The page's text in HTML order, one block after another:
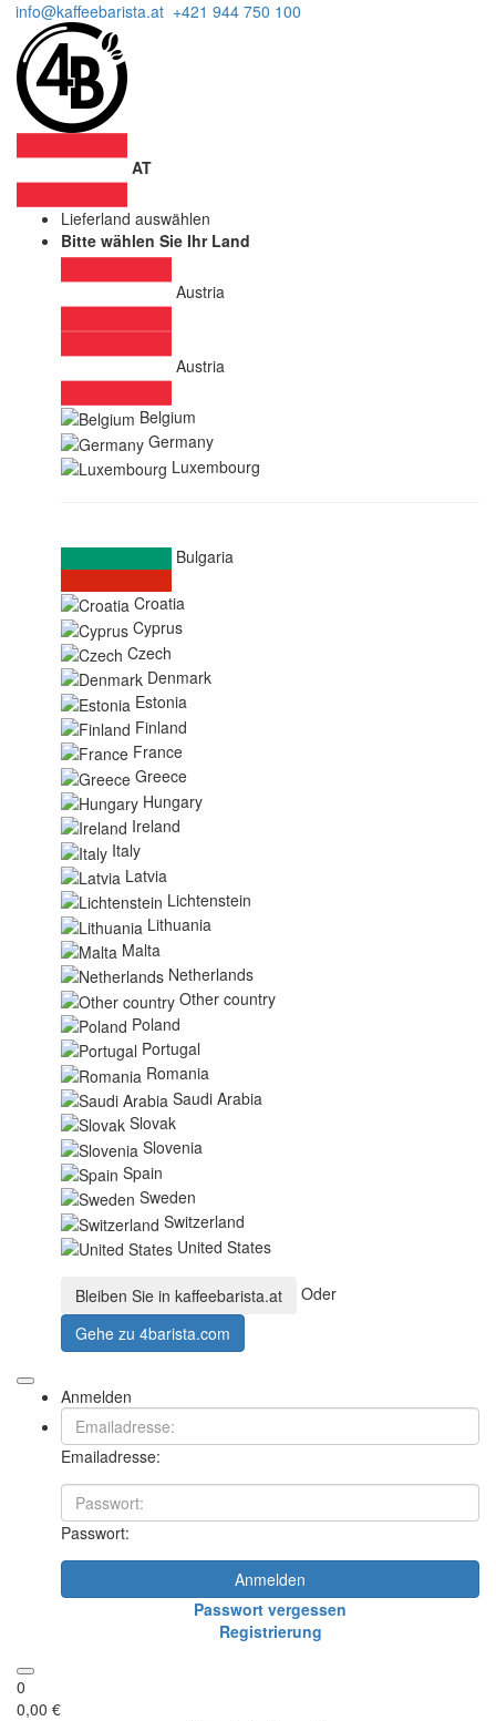
info@kaffeebarista.at +421 944 750 100
AT
Lieferland auswählen
Bitte wählen Sie Ihr Land
Austria
Austria
Belgium
Germany
Luxembourg
Bulgaria
Croatia
Cyprus
Czech
Denmark
Estonia
Finland
France
Greece
Hungary
Ireland
Italy
Latvia
Lichtenstein
Lithuania
Malta
Netherlands
Other country
Poland
Portugal
Romania
Saudi Arabia
Slovak
Slovenia
Spain
Sweden
Switzerland
United States
Bleiben Sie in kaffeebarista.at
Oder
Gehe zu 4barista.com
Anmelden
Emailadresse:
Passwort:
Anmelden
Passwort vergessen
Registrierung
0
0,00 €